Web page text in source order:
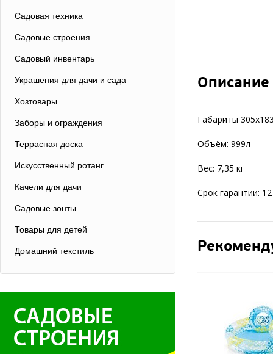
Садовая техника
Садовые строения
Садовый инвентарь
Украшения для дачи и сада
Хозтовары
Заборы и ограждения
Террасная доска
Искусственный ротанг
Качели для дачи
Садовые зонты
Товары для детей
Домашний текстиль
Описание
Габариты
Объём: 999л
Вес: 7,35 кг
Срок гарантии: